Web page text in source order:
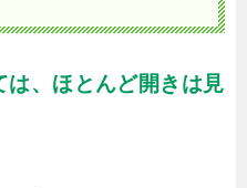
は、ほとんど開きは見